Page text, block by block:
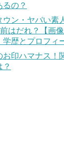
の？
ウン・ヤバい素
はだれ？【画
学歴とプロフィ
お印ハマナス！